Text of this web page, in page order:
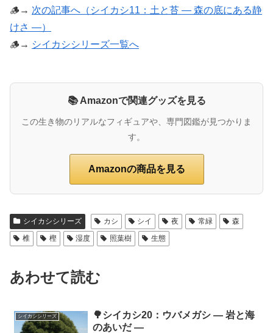
🪵→ 次の記事へ（シイカシ11：土と苔 ― 森の底にある静
けさ ―）
🪵→ シイカシシリーズ一覧へ
📚 Amazonで関連グッズを見る
この生き物のリアルなフィギュアや、専門図鑑が見つかりま
す。
Amazonの商品を見る
シイカシシリーズ カシ シイ 夜 常緑
森
椎
樫 湿度 照葉樹 生態
あわせて読む
シイカシシリーズ
🌳シイカシ20：ウバメガシ ― 岩と海
のあいだ ―